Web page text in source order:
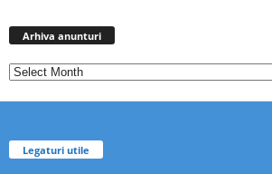
Arhiva anunturi
Legaturi utile